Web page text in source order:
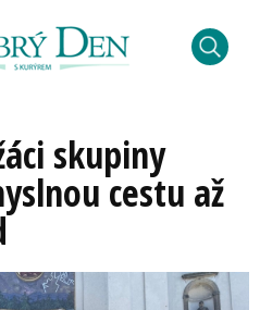
skupiny
cestu až